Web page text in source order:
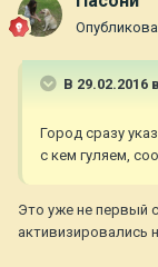
В 29.02.2016
Город сразу
с кем гуляем,
Это уже не первый
активизировались